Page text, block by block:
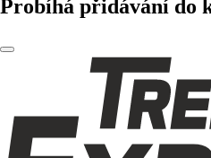
Probíhá přidávání do